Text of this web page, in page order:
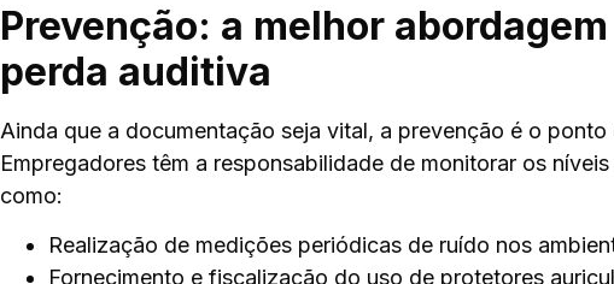
Prevenção: a melhor
perda auditiva
Ainda que a documentação seja vital, a prevenção é o
Empregadores têm a responsabilidade de monitorar os
como:
Realização de medições periódicas de ruído nos
Fornecimento e fiscalização do uso de protetores